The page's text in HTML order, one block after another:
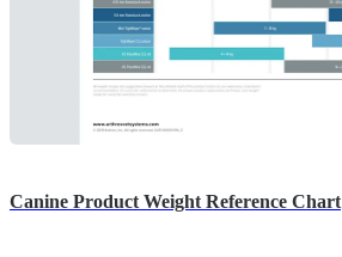
Canine Product Weight Reference Chart